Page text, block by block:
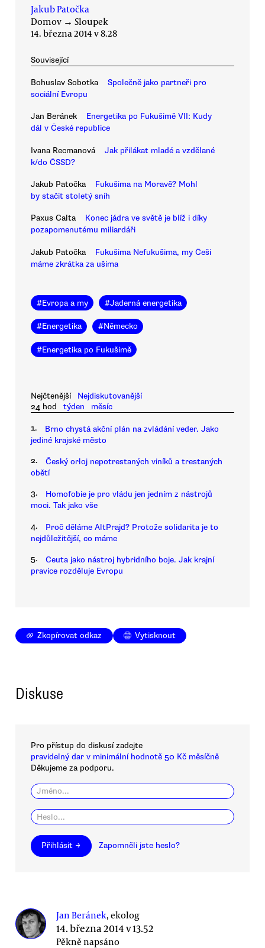
Jakub Patočka
Domov → Sloupek
14. března 2014 v 8.28
Související
Bohuslav Sobotka
Společně jako partneři pro
sociální Evropu
Jan Beránek
Energetika po Fukušimě VII: Kudy
dál v České republice
Ivana Recmanová
Jak přilákat mladé a vzdělané
k/do ČSSD?
Jakub Patočka
Fukušima na Moravě? Mohl
by stačit stoletý sníh
Paxus Calta
Konec jádra ve světě je blíž i díky
pozapomenutému miliardáři
Jakub Patočka
Fukušima Nefukušima, my Češi
máme zkrátka za ušima
#Evropa a my #Jaderná energetika
#Energetika #Německo
#Energetika po Fukušimě
Nejčtenější
Nejdiskutovanější
24 hod
týden měsíc
1.
Brno chystá akční plán na zvládání veder. Jako
jediné krajské město
2.
Český orloj nepotrestaných viníků a trestaných
obětí
3.
Homofobie je pro vládu jen jedním z nástrojů
moci. Tak jako vše
4.
Proč děláme AltPrajd? Protože solidarita je to
nejdůležitější, co máme
5.
Ceuta jako nástroj hybridního boje. Jak krajní
pravice rozděluje Evropu
Zkopírovat odkaz Vytisknout
Diskuse
Pro přístup do diskusí zadejte
pravidelný dar v minimální hodnotě 50 Kč měsíčně
Děkujeme za podporu.
Přihlásit → Zapomněli jste heslo?
Jan Beránek, ekolog
14. března 2014 v 13.52
Pěkně napsáno